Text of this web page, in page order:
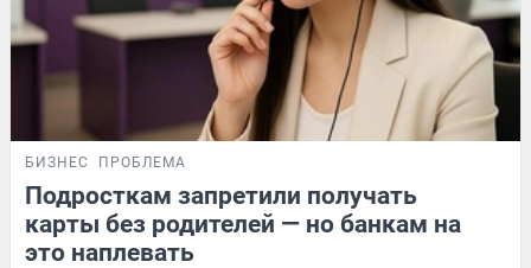
БИЗНЕС ПРОБЛЕМА
Подросткам запретили получать
карты без родителей — но банкам на
это наплевать